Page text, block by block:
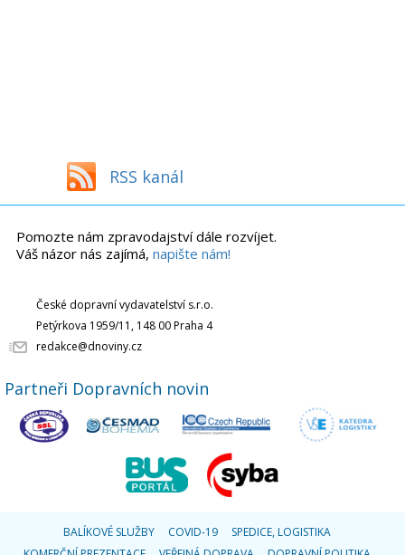
RSS kanál
Pomozte nám zpravodajství dále rozvíjet.
Váš názor nás zajímá, napište nám!
České dopravní vydavatelství s.r.o.
Petýrkova 1959/11, 148 00 Praha 4
redakce@dnoviny.cz
Partneři Dopravních novin
BALÍKOVÉ SLUŽBY COVID-19
SPEDICE, LOGISTIKA